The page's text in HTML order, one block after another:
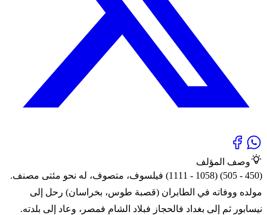
وصف المؤلف
(450 - 505) (1058 - 1111) فيلسوف، متصوف، له نحو مئتى مصنف.
مولده ووفاته في الطابران (قصبة طوس، بخراسان) رحل إلى
نيسابور ثم إلى بغداد فالحجاز فبلاد الشام فمصر، وعاد إلى بلدته.